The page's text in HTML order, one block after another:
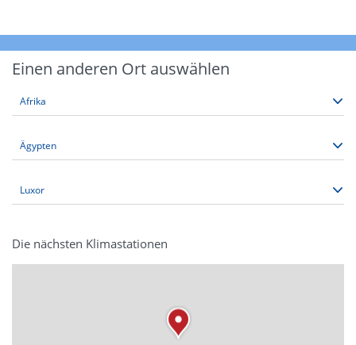
Einen anderen Ort auswählen
Die nächsten Klimastationen